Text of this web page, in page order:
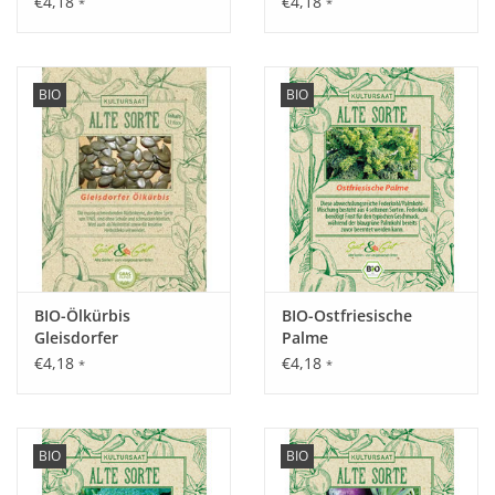
Aussaat:
Vorzucht drinnen von März - April, Auspflanzen nach den
letzten kalten Nächten Mitte - Ende Mai.
Keimung:
Nach 7 - 15 Tagen bei 18 - 30°C.
Saattiefe: 0,5 - 1,5 cm.
BIO
BIO-Ölkürbis
Gleisdorfer
€4,18 *
BIO
BIO-Ostfriesische
Palme
€4,18 *
BIO BIO